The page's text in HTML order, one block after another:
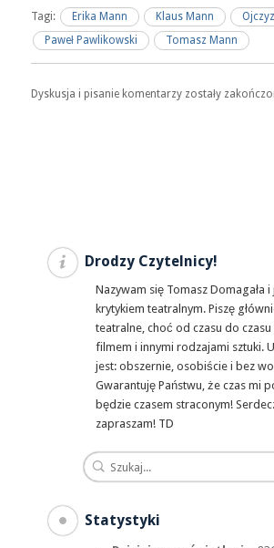
Tagi: Erika Mann Klaus Mann
Paweł Pawlikowski
Tomasz Mann
Dyskusja i pisanie komentarzy zostały
Drodzy Czytelnicy!
Nazywam się Tomasz Domagała i
krytykiem teatralnym. Piszę
teatralne, choć od czasu do czasu
filmem i innymi rodzajami sztuki.
jest: obszernie, osobiście i bez
Gwarantuję Państwu, że czas mi
będzie czasem straconym!
zapraszam! TD
Statystyki